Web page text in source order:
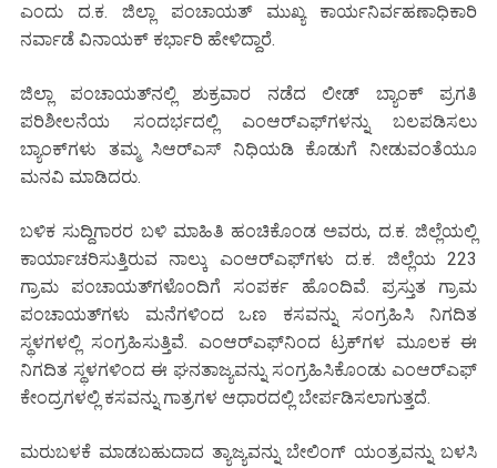
ಎಂದು ದ.ಕ. ಜಿಲ್ಲಾ ಪಂಚಾಯತ್ ಮುಖ್ಯ ಕಾರ್ಯನಿರ್ವಹಣಾಧಿಕಾರಿ
ನರ್ವಾಡೆ ವಿನಾಯಕ್ ಕರ್ಭಾರಿ ಹೇಳಿದ್ದಾರೆ.
ಜಿಲ್ಲಾ ಪಂಚಾಯತ್‌ನಲ್ಲಿ ಶುಕ್ರವಾರ ನಡೆದ ಲೀಡ್ ಬ್ಯಾಂಕ್ ಪ್ರಗತಿ
ಪರಿಶೀಲನೆಯ ಸಂದರ್ಭದಲ್ಲಿ ಎಂಆರ್‌ಎಫ್‌ಗಳನ್ನು ಬಲಪಡಿಸಲು
ಬ್ಯಾಂಕ್‌ಗಳು ತಮ್ಮ ಸಿಆರ್‌ಎಸ್ ನಿಧಿಯಡಿ ಕೊಡುಗೆ ನೀಡುವಂತೆಯೂ
ಮನವಿ ಮಾಡಿದರು.
ಬಳಿಕ ಸುದ್ದಿಗಾರರ ಬಳಿ ಮಾಹಿತಿ ಹಂಚಿಕೊಂಡ ಅವರು, ದ.ಕ. ಜಿಲ್ಲೆಯಲ್ಲಿ
ಕಾರ್ಯಾಚರಿಸುತ್ತಿರುವ ನಾಲ್ಕು ಎಂಆರ್‌ಎಫ್‌ಗಳು ದ.ಕ. ಜಿಲ್ಲೆಯ 223
ಗ್ರಾಮ ಪಂಚಾಯತ್‌ಗಳೊಂದಿಗೆ ಸಂಪರ್ಕ ಹೊಂದಿವೆ. ಪ್ರಸ್ತುತ ಗ್ರಾಮ
ಪಂಚಾಯತ್‌ಗಳು ಮನೆಗಳಿಂದ ಒಣ ಕಸವನ್ನು ಸಂಗ್ರಹಿಸಿ ನಿಗದಿತ
ಸ್ಥಳಗಳಲ್ಲಿ ಸಂಗ್ರಹಿಸುತ್ತಿವೆ. ಎಂಆರ್‌ಎಫ್‌ನಿಂದ ಟ್ರಕ್‌ಗಳ ಮೂಲಕ ಈ
ನಿಗದಿತ ಸ್ಥಳಗಳಿಂದ ಈ ಘನತಾಜ್ಯವನ್ನು ಸಂಗ್ರಹಿಸಿಕೊಂಡು ಎಂಆರ್‌ಎಫ್
ಕೇಂದ್ರಗಳಲ್ಲಿ ಕಸವನ್ನು ಗಾತ್ರಗಳ ಆಧಾರದಲ್ಲಿ ಬೇರ್ಪಡಿಸಲಾಗುತ್ತದೆ.
ಮರುಬಳಕೆ ಮಾಡಬಹುದಾದ ತ್ಯಾಜ್ಯವನ್ನು ಬೇಲಿಂಗ್ ಯಂತ್ರವನ್ನು ಬಳಸಿ